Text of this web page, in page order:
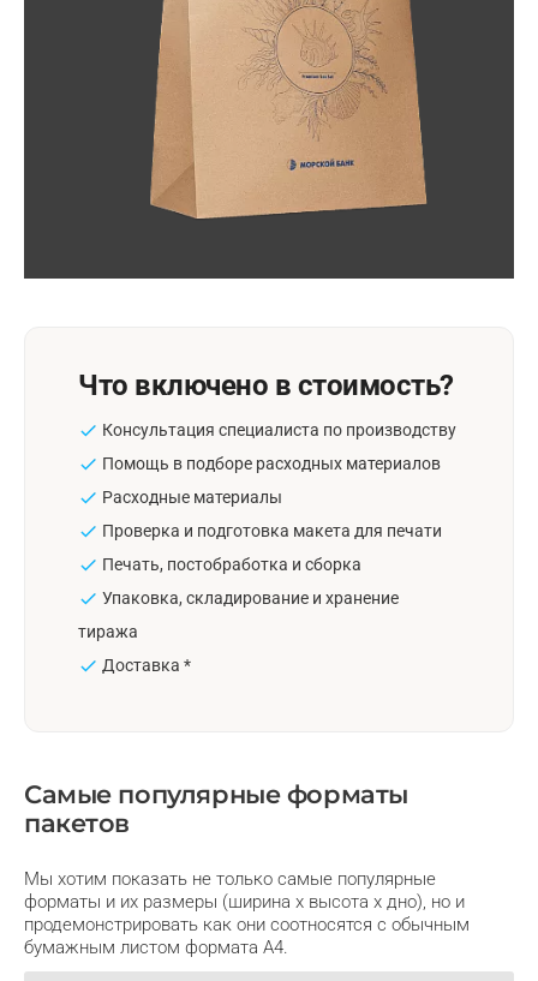
Что включено в стоимость?
Консультация специалиста по производству
Помощь в подборе расходных материалов
Расходные материалы
Проверка и подготовка макета для печати
Печать, постобработка и сборка
Упаковка, складирование и хранение
тиража
Доставка *
Самые популярные форматы
пакетов
Мы хотим показать не только самые популярные
форматы и их размеры (ширина х высота х дно), но и
продемонстрировать как они соотносятся с обычным
бумажным листом формата А4.